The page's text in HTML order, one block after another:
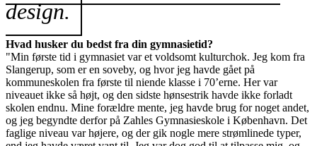
design.
Hvad husker du bedst fra din gymnasietid?
"Min første tid i gymnasiet var et voldsomt kulturchok. Jeg kom fra
Slangerup, som er en soveby, og hvor jeg havde gået på
kommuneskolen fra første til niende klasse i 70’erne. Her var
niveauet ikke så højt, og den sidste hønsestrik havde ikke forladt
skolen endnu. Mine forældre mente, jeg havde brug for noget andet,
og jeg begyndte derfor på Zahles Gymnasieskole i København. Det
faglige niveau var højere, og der gik nogle mere strømlinede typer,